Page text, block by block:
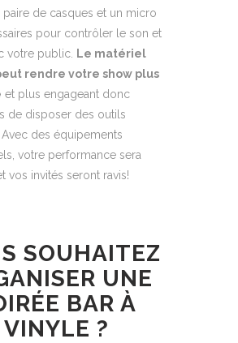
paire de casques et un micro
pour contrôler le son et
votre public.
Le matériel
rendre votre show plus
et plus engageant donc
de disposer des outils
Avec des équipements
votre performance sera
vos invités seront ravis!
SOUHAITEZ
UNE
BAR À
VINYLE ?